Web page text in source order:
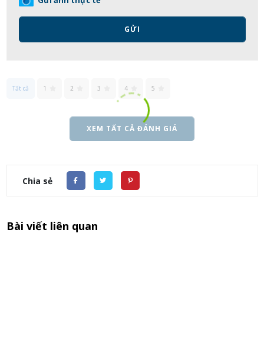
GỬI
Tất cả 1 2 3 4 5
XEM TẤT CẢ ĐÁNH GIÁ
Chia sẻ
Bài viết liên quan